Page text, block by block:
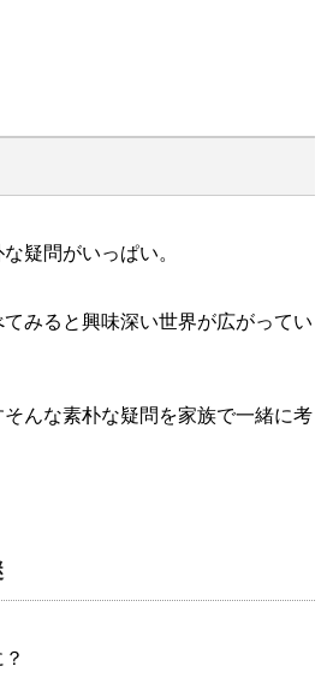
疑問がいっぱい。
みると興味深い世界が広がってい
んな素朴な疑問を家族で一緒に考